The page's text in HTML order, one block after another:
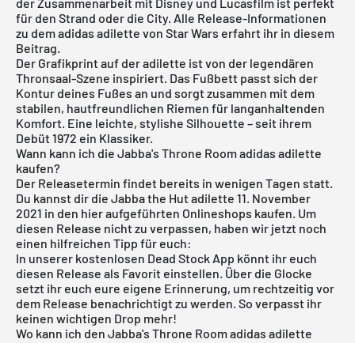
für den Strand oder die City. Alle Release-Informationen
zu dem adidas adilette von Star Wars erfahrt ihr in diesem
Beitrag.
Der Grafikprint auf der adilette ist von der legendären
Thronsaal-Szene inspiriert. Das Fußbett passt sich der
Kontur deines Fußes an und sorgt zusammen mit dem
stabilen, hautfreundlichen Riemen für langanhaltenden
Komfort. Eine leichte, stylishe Silhouette – seit ihrem
Debüt 1972 ein Klassiker.
Wann kann ich die Jabba's Throne Room adidas adilette
kaufen?
Der Releasetermin findet bereits in wenigen Tagen statt.
Du kannst dir die Jabba the Hut adilette 11. November
2021 in den hier aufgeführten Onlineshops kaufen. Um
diesen Release nicht zu verpassen, haben wir jetzt noch
einen hilfreichen Tipp für euch:
In unserer kostenlosen Dead Stock App könnt ihr euch
diesen Release als Favorit einstellen. Über die Glocke
setzt ihr euch eure eigene Erinnerung, um rechtzeitig vor
dem Release benachrichtigt zu werden. So verpasst ihr
keinen wichtigen Drop mehr!
Wo kann ich den Jabba's Throne Room adidas adilette